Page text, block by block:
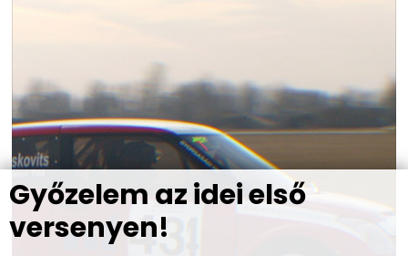
Győzelem az idei első
versenyen!